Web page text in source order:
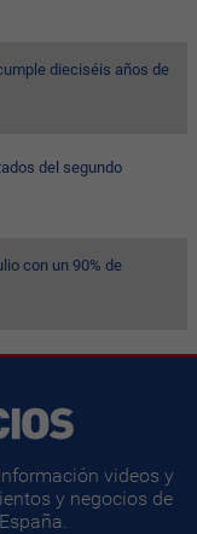
dieciséis años de
del segundo
con un 90% de
videos y
y negocios de